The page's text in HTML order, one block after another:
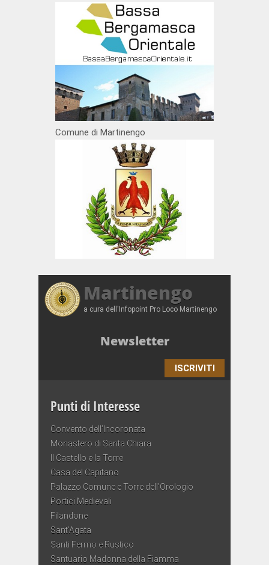
Comune di Martinengo
Martinengo
a cura dell'Infopoint Pro Loco Martinengo
Newsletter
ISCRIVITI
Punti di Interesse
Convento dell’Incoronata
Monastero di Santa Chiara
Il Castello e la Torre
Casa del Capitano
Palazzo Comune e Torre dell’Orologio
Portici Medievali
Filandone
Sant’Agata
Santi Fermo e Rustico
Santuario Madonna della Fiamma